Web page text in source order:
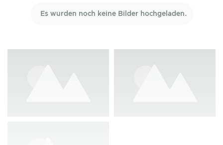
Es wurden noch keine Bilder hochgeladen.